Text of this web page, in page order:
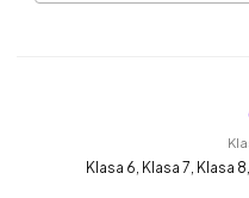
Klasa 6, Klasa 7,